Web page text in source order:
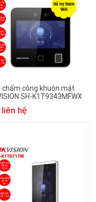
chấm công khuôn mặt
SH-K1T9343MFWX
liên hệ